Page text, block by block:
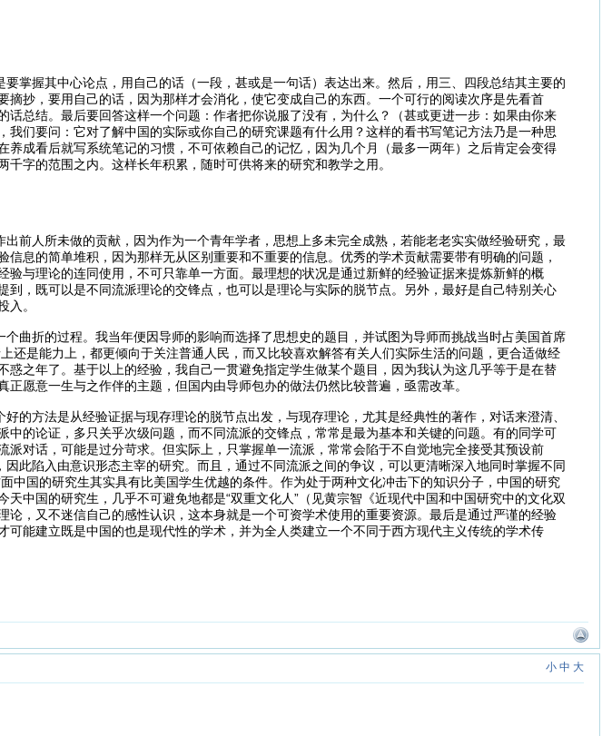
掌握其中心论点，用自己的话（一段，甚或是一句话）表达出来。然后，用三、四段总结其主要的
抄，要用自己的话，因为那样才会消化，使它变成自己的东西。一个可行的阅读次序是先看首
总结。最后要回答这样一个问题：作者把你说服了没有，为什么？（甚或更进一步：如果由你来
们要问：它对了解中国的实际或你自己的研究课题有什么用？这样的看书写笔记方法乃是一种思
成看后就写系统笔记的习惯，不可依赖自己的记忆，因为几个月（最多一两年）之后肯定会变得
字的范围之内。这样长年积累，随时可供将来的研究和教学之用。
前人所未做的贡献，因为作为一个青年学者，思想上多未完全成熟，若能老老实实做经验研究，最
息的简单堆积，因为那样无从区别重要和不重要的信息。优秀的学术贡献需要带有明确的问题，
与理论的连同使用，不可只靠单一方面。最理想的状况是通过新鲜的经验证据来提炼新鲜的概
，既可以是不同流派理论的交锋点，也可以是理论与实际的脱节点。另外，最好是自己特别关心
入。
曲折的过程。我当年便因导师的影响而选择了思想史的题目，并试图为导师而挑战当时占美国首席
还是能力上，都更倾向于关注普通人民，而又比较喜欢解答有关人们实际生活的问题，更合适做经
之年了。基于以上的经验，我自己一贯避免指定学生做某个题目，因为我认为这几乎等于是在替
愿意一生与之作伴的主题，但国内由导师包办的做法仍然比较普遍，亟需改革。
的方法是从经验证据与现存理论的脱节点出发，与现存理论，尤其是经典性的著作，对话来澄清、
的论证，多只关乎次级问题，而不同流派的交锋点，常常是最为基本和关键的问题。有的同学可
对话，可能是过分苛求。但实际上，只掌握单一流派，常常会陷于不自觉地完全接受其预设前
此陷入由意识形态主宰的研究。而且，通过不同流派之间的争议，可以更清晰深入地同时掌握不同
中国的研究生其实具有比美国学生优越的条件。作为处于两种文化冲击下的知识分子，中国的研究
中国的研究生，几乎不可避免地都是“双重文化人”（见黄宗智《近现代中国和中国研究中的文化双
，又不迷信自己的感性认识，这本身就是一个可资学术使用的重要资源。最后是通过严谨的经验
能建立既是中国的也是现代性的学术，并为全人类建立一个不同于西方现代主义传统的学术传
小 中 大